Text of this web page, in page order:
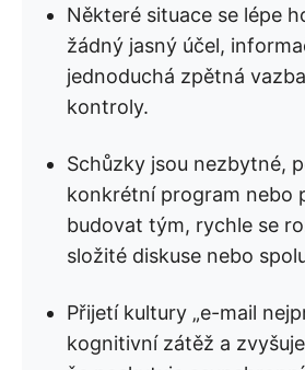
Některé situace se lépe
žádný jasný účel,
jednoduchá zpětná
kontroly.
Schůzky jsou nezbytné,
konkrétní program nebo
budovat tým, rychle se
složité diskuse nebo
Přijetí kultury „e-mail
kognitivní zátěž a